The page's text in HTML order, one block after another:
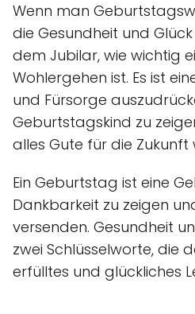
Wenn man
die Gesundheit und
dem Jubilar, wie wichtig
Wohlergehen ist. Es ist
und Fürsorge
Geburtstagskind zu
alles Gute für die Zukunft
Ein Geburtstag ist eine
Dankbarkeit zu zeigen
versenden. Gesundheit
zwei Schlüsselworte, die
erfülltes und glückliches